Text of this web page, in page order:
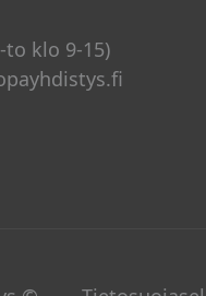
to klo 9-15)